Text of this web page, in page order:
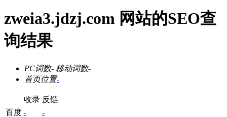
zweia3.jdzj.com 网站的SEO查
询结果
PC词数- 移动词数-
首页位置-
收录 反链
百度 -
-